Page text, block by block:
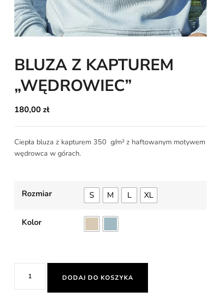
BLUZA Z KAPTUREM
„WĘDROWIEC”
180,00 zł
Ciepła bluza z kapturem 350 g/m² z haftowanym motywem
wędrowca w górach.
Rozmiar S M L XL
Kolor
DODAJ DO KOSZYKA